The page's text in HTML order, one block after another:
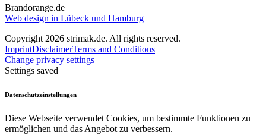
Brandorange.de
Web design in Lübeck und Hamburg
Copyright 2026 strimak.de. All rights reserved.
ImprintDisclaimerTerms and Conditions
Change privacy settings
Settings saved
Datenschutzeinstellungen
Diese Webseite verwendet Cookies, um bestimmte Funktionen zu
ermöglichen und das Angebot zu verbessern.